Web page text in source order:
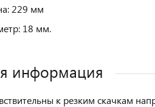
229 мм
18 мм.
информация
к резким скачкам